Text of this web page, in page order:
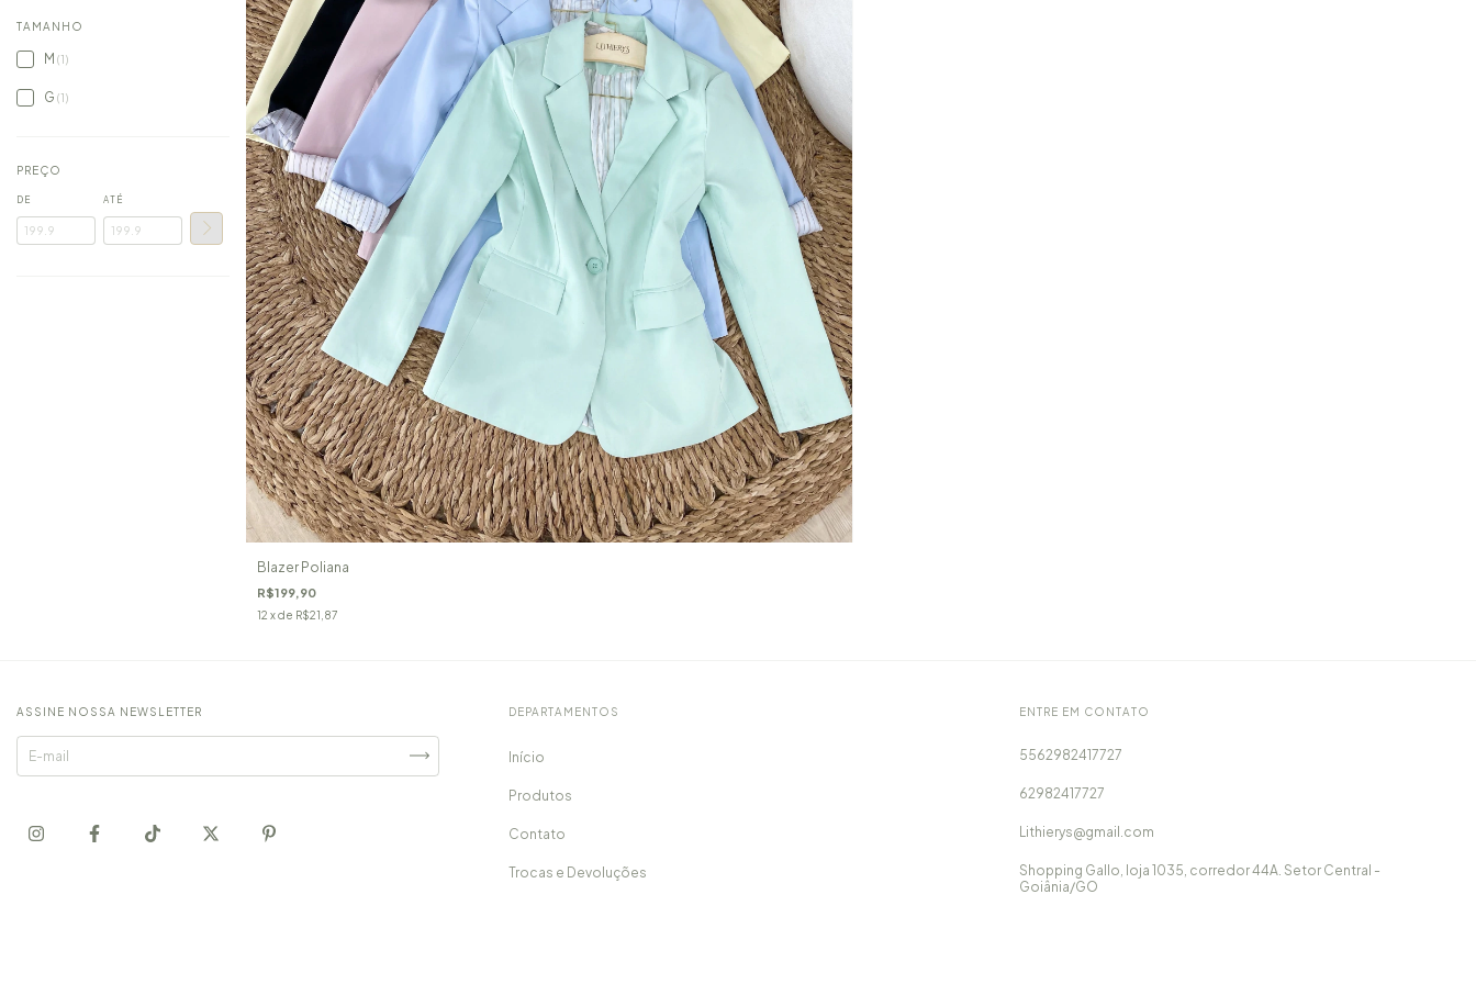
TAMANHO
M (1)
G (1)
PREÇO
DE ATÉ
Blazer Poliana
R$199,90
12 x de R$21,87
ASSINE NOSSA NEWSLETTER DEPARTAMENTOS
Início
Produtos
Contato
Trocas e Devoluções
ENTRE EM CONTATO
5562982417727
62982417727
Lithierys@gmail.com
Shopping Gallo, loja 1035, corredor 44A. Setor Central -
Goiânia/GO